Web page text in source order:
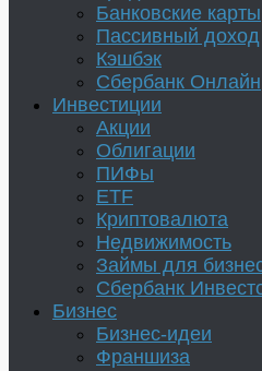
Банковские карты
Пассивный доход
Кэшбэк
Сбербанк Онлайн
Инвестиции
Акции
Облигации
ПИФы
ETF
Криптовалюта
Недвижимость
Займы для
Сбербанк
Бизнес
Бизнес-идеи
Франшиза